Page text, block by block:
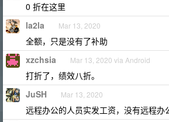
0 折在这里
la2la Mar 13, 2020
全额，只是没有了补助
xzchsia Mar 13, 2020 via Android
打折了，绩效八折。
JuSH Mar 13, 2020
远程办公的人员实发工资，没有远程办